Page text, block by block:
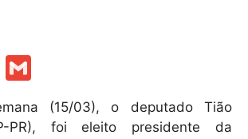
F
c
m
ai(15/03), o deputado Tião
PR), foi eleito presidente da